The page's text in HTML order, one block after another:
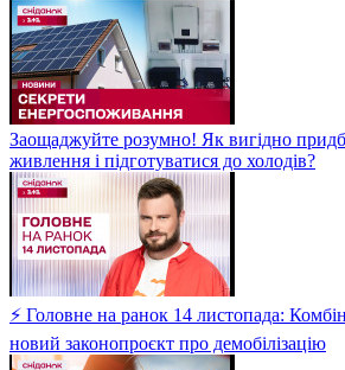
Заощаджуйте розумно! Як вигідно
живлення і підготуватися до холодів?
⚡ Головне на ранок 14 листопада:
новий законопроєкт про демобілізацію